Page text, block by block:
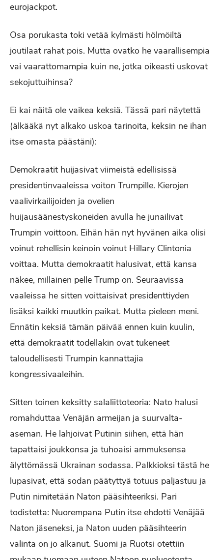
eurojackpot.
Osa porukasta toki vetää kylmästi hölmöiltä
joutilaat rahat pois. Mutta ovatko he vaarallisempia
vai vaarattomampia kuin ne, jotka oikeasti uskovat
sekojuttuihinsa?
Ei kai näitä ole vaikea keksiä. Tässä pari näytettä
(älkääkä nyt alkako uskoa tarinoita, keksin ne ihan
itse omasta päästäni):
Demokraatit huijasivat viimeistä edellisissä
presidentinvaaleissa voiton Trumpille. Kierojen
vaalivirkailijoiden ja ovelien
huijausäänestyskoneiden avulla he junailivat
Trumpin voittoon. Eihän hän nyt hyvänen aika olisi
voinut rehellisin keinoin voinut Hillary Clintonia
voittaa. Mutta demokraatit halusivat, että kansa
näkee, millainen pelle Trump on. Seuraavissa
vaaleissa he sitten voittaisivat presidenttiyden
lisäksi kaikki muutkin paikat. Mutta pieleen meni.
Ennätin keksiä tämän päivää ennen kuin kuulin,
että demokraatit todellakin ovat tukeneet
taloudellisesti Trumpin kannattajia
kongressivaaleihin.
Sitten toinen keksitty salaliittoteoria: Nato halusi
romahduttaa Venäjän armeijan ja suurvalta-
aseman. He lahjoivat Putinin siihen, että hän
tapattaisi joukkonsa ja tuhoaisi ammuksensa
älyttömässä Ukrainan sodassa. Palkkioksi tästä he
lupasivat, että sodan päätyttyä totuus paljastuu ja
Putin nimitetään Naton pääsihteeriksi. Pari
todistetta: Nuorempana Putin itse ehdotti Venäjää
Naton jäseneksi, ja Naton uuden pääsihteerin
valinta on jo alkanut. Suomi ja Ruotsi otettiin